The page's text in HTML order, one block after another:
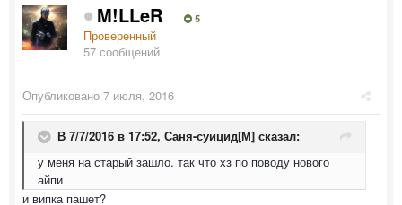
M!LLeR 5
Проверенный
57 сообщений
Опубликовано 7 июля, 2016
В 7/7/2016 в 17:52, Саня-суицид[М] сказал:
у меня на старый зашло. так что хз по поводу нового
айпи
и випка пашет?